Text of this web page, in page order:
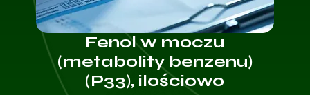
Fenol w moczu
(metabolity benzenu)
(P33), ilościowo